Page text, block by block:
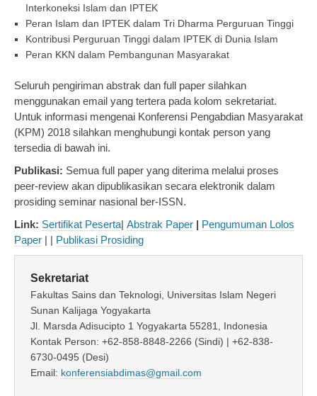
Interkoneksi Islam dan IPTEK
Peran Islam dan IPTEK dalam Tri Dharma Perguruan Tinggi
Kontribusi Perguruan Tinggi dalam IPTEK di Dunia Islam
Peran KKN dalam Pembangunan Masyarakat
Seluruh pengiriman abstrak dan full paper silahkan
menggunakan email yang tertera pada kolom sekretariat.
Untuk informasi mengenai Konferensi Pengabdian Masyarakat
(KPM) 2018 silahkan menghubungi kontak person yang
tersedia di bawah ini.
Publikasi: Semua full paper yang diterima melalui proses
peer-review akan dipublikasikan secara elektronik dalam
prosiding seminar nasional ber-ISSN.
Link: Sertifikat Peserta| Abstrak Paper | Pengumuman Lolos
Paper | | Publikasi Prosiding
Sekretariat
Fakultas Sains dan Teknologi, Universitas Islam Negeri
Sunan Kalijaga Yogyakarta
Jl. Marsda Adisucipto 1 Yogyakarta 55281, Indonesia
Kontak Person: +62-858-8848-2266 (Sindi) | +62-838-
6730-0495 (Desi)
Email: konferensiabdimas@gmail.com